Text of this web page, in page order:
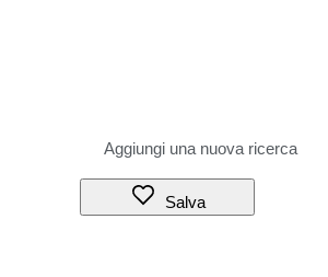
Salva